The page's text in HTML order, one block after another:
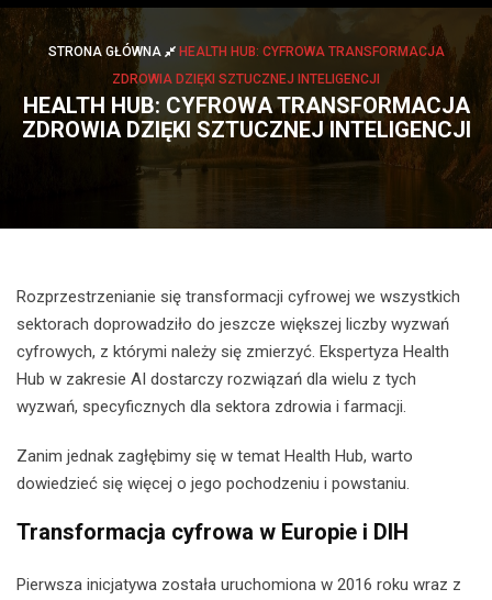
menu
STRONA GŁÓWNA
HEALTH HUB: CYFROWA TRANSFORMACJA
ZDROWIA DZIĘKI SZTUCZNEJ INTELIGENCJI
HEALTH HUB: CYFROWA TRANSFORMACJA
ZDROWIA DZIĘKI SZTUCZNEJ INTELIGENCJI
Rozprzestrzenianie się transformacji cyfrowej we wszystkich
sektorach doprowadziło do jeszcze większej liczby wyzwań
cyfrowych, z którymi należy się zmierzyć. Ekspertyza Health
Hub w zakresie AI dostarczy rozwiązań dla wielu z tych
wyzwań, specyficznych dla sektora zdrowia i farmacji.
Zanim jednak zagłębimy się w temat Health Hub, warto
dowiedzieć się więcej o jego pochodzeniu i powstaniu.
Transformacja cyfrowa w Europie i DIH
Pierwsza inicjatywa została uruchomiona w 2016 roku wraz z